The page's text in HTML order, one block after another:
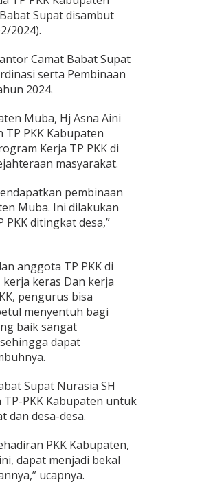
Supat disambut
2024).
Camat Babat Supat
serta Pembinaan
2024.
Muba, Hj Asna Aini
PKK Kabupaten
Kerja TP PKK di
masyarakat.
pembinaan
Muba. Ini dilakukan
ditingkat desa,”
anggota TP PKK di
kerja keras Dan kerja
pengurus bisa
menyentuh bagi
baik sangat
dapat
Supat Nurasia SH
PKK Kabupaten untuk
dan desa-desa.
PKK Kabupaten,
dapat menjadi bekal
ucapnya.